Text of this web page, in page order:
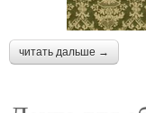
читать дальше →